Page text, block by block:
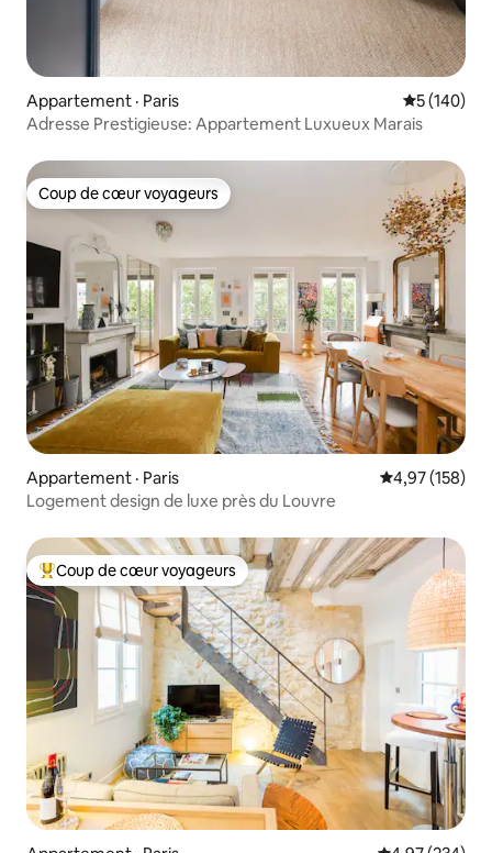
Appartement · Paris Note
5 (140)
Adresse Prestigieuse: Appartement Luxueux Marais
Coup de cœur voyageurs
Coup de cœur voyageurs
Appartement · Paris Note
4,97 (158)
Logement design de luxe près du Louvre
Coup de cœur voyageurs parmi les plus aimés
Coup de cœur voyageurs